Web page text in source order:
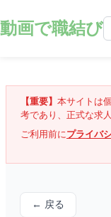
動画で職結び
【重要】 本サイトは
考であり、正式な求
ご利用前にプライバ
← 戻る